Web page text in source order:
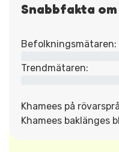
Snabbfakta om
Befolkningsmätaren:
Trendmätaren:
Khamees på
Khamees baklänges